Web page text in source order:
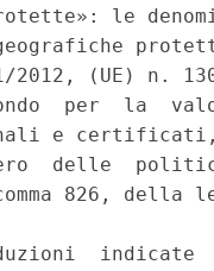
le
2012, (UE) n.
per  la
e
delle
826, della
indicate